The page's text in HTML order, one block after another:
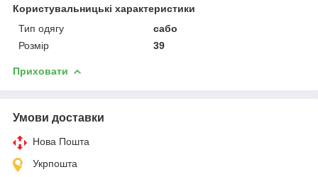
Користувальницькі характеристики
Тип одягу
сабо
Розмір
39
Приховати
Умови доставки
Нова Пошта
Укрпошта